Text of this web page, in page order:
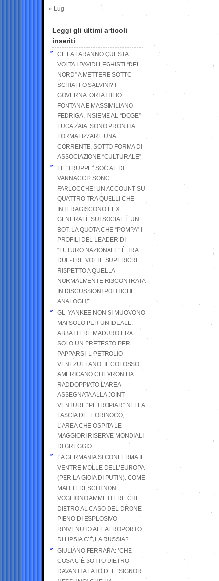
« Lug
Leggi gli ultimi articoli
inseriti
CE LA FARANNO QUESTA
VOLTA I PAVIDI LEGHISTI “DEL
NORD” A METTERE SOTTO
SCHIAFFO SALVINI? I
GOVERNATORI ATTILIO
FONTANA E MASSIMILIANO
FEDRIGA, INSIEME AL “DOGE”
LUCA ZAIA, SONO PRONTI A
FORMALIZZARE UNA
CORRENTE, SOTTO FORMA DI
ASSOCIAZIONE “CULTURALE”
LE “TRUPPE” SOCIAL DI
VANNACCI? SONO
FARLOCCHE: UN ACCOUNT SU
QUATTRO TRA QUELLI CHE
INTERAGISCONO L’EX
GENERALE SUI SOCIAL È UN
BOT. LA QUOTA CHE “POMPA” I
PROFILI DEL LEADER DI
“FUTURO NAZIONALE” È TRA
DUE-TRE VOLTE SUPERIORE
RISPETTO A QUELLA
NORMALMENTE RISCONTRATA
IN DISCUSSIONI POLITICHE
ANALOGHE
GLI YANKEE NON SI MUOVONO
MAI SOLO PER UN IDEALE:
ABBATTERE MADURO ERA
SOLO UN PRETESTO PER
PAPPARSI IL PETROLIO
VENEZUELANO .IL COLOSSO
AMERICANO CHEVRON HA
RADDOPPIATO L’AREA
ASSEGNATA ALLA JOINT
VENTURE “PETROPIAR” NELLA
FASCIA DELL’ORINOCO,
L’AREA CHE OSPITA LE
MAGGIORI RISERVE MONDIALI
DI GREGGIO
LA GERMANIA SI CONFERMA IL
VENTRE MOLLE DELL’EUROPA
(PER LA GIOIA DI PUTIN). COME
MAI I TEDESCHI NON
VOGLIONO AMMETTERE CHE
DIETRO AL CASO DEL DRONE
PIENO DI ESPLOSIVO
RINVENUTO ALL’AEROPORTO
DI LIPSIA C’È LA RUSSIA?
GIULIANO FERRARA: ’CHE
COSA C’È SOTTO DIETRO
DAVANTI A LATO DEL “SIGNOR